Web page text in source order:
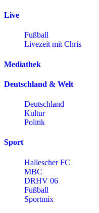
Live
Fußball
Livezeit mit Chris
Mediathek
Deutschland & Welt
Deutschland
Kultur
Politik
Sport
Hallescher FC
MBC
DRHV 06
Fußball
Sportmix